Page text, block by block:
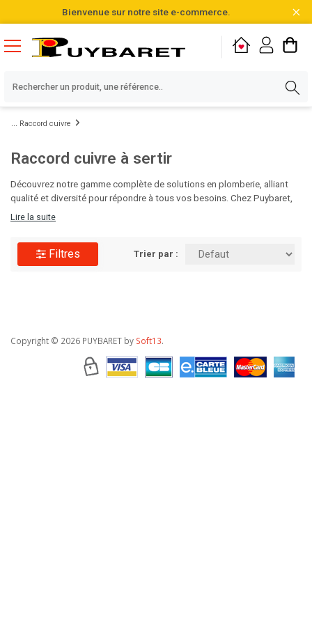
Bienvenue sur notre site e-commerce.
Raccord cuivre
Raccord cuivre à sertir
Découvrez notre gamme complète de solutions en plomberie, alliant
qualité et diversité pour répondre à tous vos besoins. Chez Puybaret,
nous sommes fiers de vous proposer des produits soigneusement
choix de l'excellence !
Lire la suite
Filtres Trier par :
Copyright © 2026 PUYBARET by Soft13.